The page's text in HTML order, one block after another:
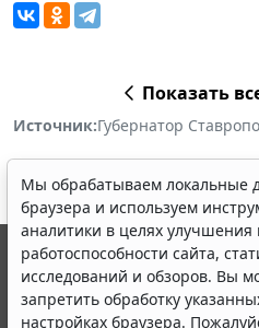
Показать
Источник:Губернатор
Мы обрабатываем локальные
браузера и используем
аналитики в целях улучшения
работоспособности сайта,
исследований и обзоров. Вы
запретить обработку
настройках браузера.
© ООО "НПП "ГАРАНТ-СЕРВИС",
выпускается с 1990 года.
являются участниками